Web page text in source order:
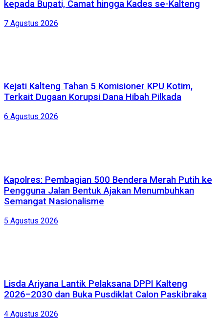
kepada Bupati, Camat hingga Kades se-Kalteng
7 Agustus 2026
Kejati Kalteng Tahan 5 Komisioner KPU Kotim,
Terkait Dugaan Korupsi Dana Hibah Pilkada
6 Agustus 2026
Kapolres: Pembagian 500 Bendera Merah Putih ke
Pengguna Jalan Bentuk Ajakan Menumbuhkan
Semangat Nasionalisme
5 Agustus 2026
Lisda Ariyana Lantik Pelaksana DPPI Kalteng
2026–2030 dan Buka Pusdiklat Calon Paskibraka
4 Agustus 2026